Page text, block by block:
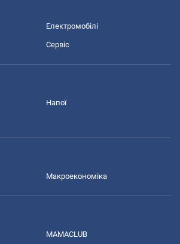
Електромобілі
Сервіс
Напої
Макроекономіка
MAMACLUB